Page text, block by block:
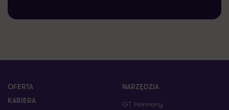
OFERTA
KARIERA
NARZĘDZIA
GT Harmony